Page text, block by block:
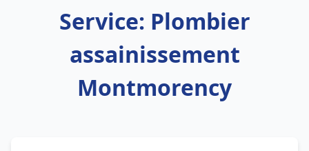
Service: Plombier
assainissement
Montmorency